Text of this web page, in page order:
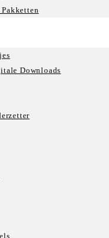
Pakketten
Downloads